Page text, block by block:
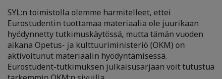
SYL:n toimistolla olemme harmitelleet, ettei
Eurostudentin tuottamaa materiaalia ole juurikaan
hyödynnetty tutkimuskäytössä, mutta tämän vuoden
aikana Opetus- ja kulttuuriministeriö (OKM) on
aktivoitunut materiaalin hyödyntämisessä.
Eurostudent-tutkimuksen julkaisusarjaan voit tutustua